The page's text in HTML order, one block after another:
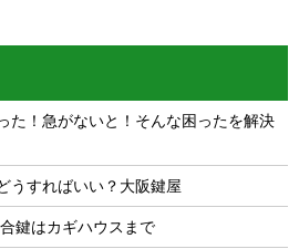
た！急がないと！そんな困ったを解決
うすればいい？大阪鍵屋
鍵はカギハウスまで